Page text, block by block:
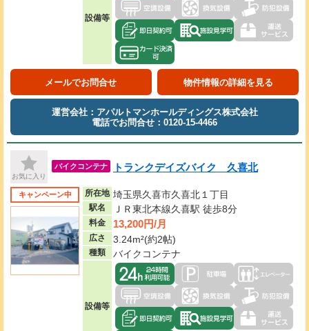
設備等
メールでお問合せ 物件情報の詳細を見る
運営会社：アパルトマンホールディングス株式会社
電話でお問合せ：0120-15-4466
お気に入り
バイクコンテナ トランクデイズバイク 久喜北
キャンペーン中 所在地 埼玉県久喜市久喜北１丁目
駅名 ＪＲ東北本線久喜駅 徒歩8分
料金 13,200円/月
広さ 3.24m²(約2帖)
種類 バイクコンテナ
設備等